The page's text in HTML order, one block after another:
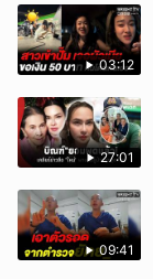
03:12
27:01
09:41